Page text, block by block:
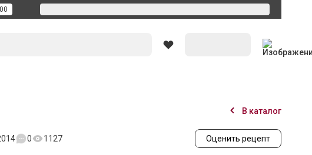
В каталог
0 1127 Оценить рецепт